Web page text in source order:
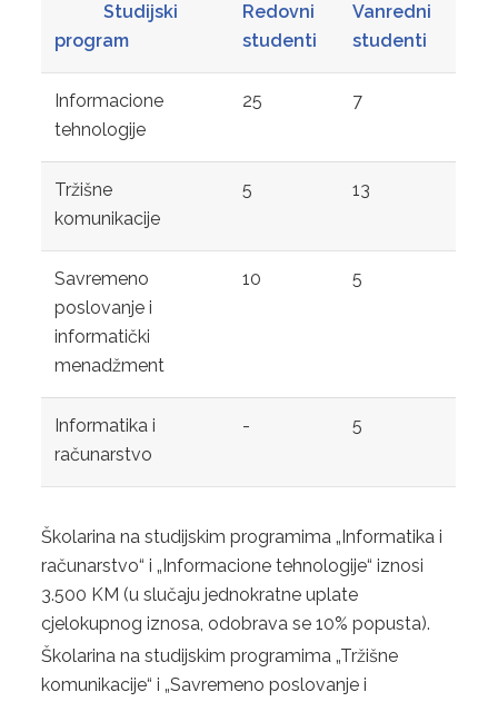
Studijski
program
Redovni
studenti
Vanredni
studenti
Informacione
tehnologije
25 7
Tržišne
komunikacije
5 13
Savremeno
poslovanje i
informatički
menadžment
10 5
Informatika i
računarstvo
- 5
Školarina na studijskim programima „Informatika i
računarstvo“ i „Informacione tehnologije“ iznosi
3.500 KM (u slučaju jednokratne uplate
cjelokupnog iznosa, odobrava se 10% popusta).
Školarina na studijskim programima „Tržišne
komunikacije“ i „Savremeno poslovanje i